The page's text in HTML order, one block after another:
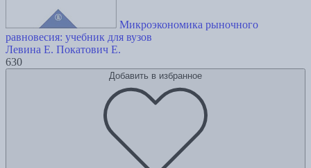
Микроэкономика рыночного
равновесия: учебник для вузов
Левина Е. Покатович Е.
630
Добавить в избранное